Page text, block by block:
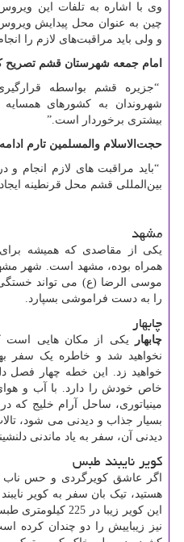
وی با اشاره به تلفات این
چین به عنوان محل پیدایش
و ولی باید مراقبت‌های لازم را
امام جمعه شهرستان قشم تصریح
“جزیره قشم بواسطه
شهروندان به کشورهای
بیشتری برخوردار است.”
حجت‌الاسلام والمسلمین تارم
“باید مراقبت ‌های لازم انجام و
بین‌المللی قشم محل قرنطینه
مشهد
یکی از مقاصدی که همیشه
همراه بوده، مشهد است. شهر
موسی الرضا (ع) می تواند خستگی
را به دست فراموشی بسپارد.
چابهار
چابهار
یکی از مکان هایی است
نخواهید شد و خاطره یک سفر
خواهید زد. این خطه چهار فصل
خاص خودش را دارد. با آب و
مینیاتوری، ساحل آرام خلیج که
بسیار جذاب و دیدنی می شود، تالاب
دیدنی آن، سفر به یاد ماندنی
کویر نایبند طبس
اگر عاشق کویرگردی و حس ناب
هستید، تیک بان سفر به کویر
این کویر زیبا در
نیز زیباییش را دو چندان کرده